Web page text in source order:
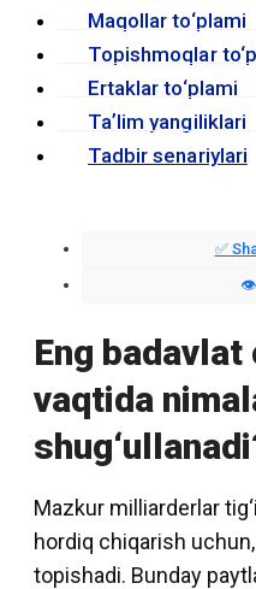
Maqollar to‘plami
Topishmoqlar
Ertaklar to‘plami
Taʼlim yangiliklari
Tadbir senariylari
✅
👁️
Eng badavlat
vaqtida
Mazkur milliarderlar
hordiq chiqarish
topishadi. Bunday